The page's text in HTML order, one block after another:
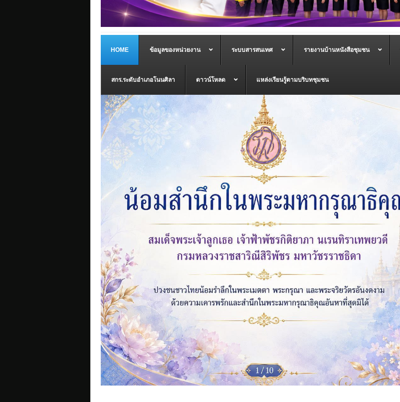
HOME ข้อมูลของหน่วยงาน ระบบสารสนเทศ รายงานบ้านหนังสือชุมชน
สกร.ระดับอำเภอโนนศิลา ดาวน์โหลด แหล่งเรียนรู้ตามบริบทชุมชน